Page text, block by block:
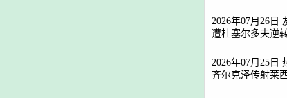
2026年07月26日
遭杜塞尔多夫逆
2026年07月25日
齐尔克泽传射莱